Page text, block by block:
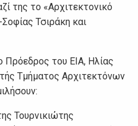
της το «Αρχιτεκτονικό
Τσιράκη και
Πρόεδρος του ΕΙΑ, Ηλίας
Τμήματος Αρχιτεκτόνων
Τουρνικιώτης